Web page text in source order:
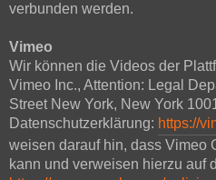
verbunden werden.
Vimeo
Wir können die Videos der
Vimeo Inc., Attention: Legal
Street New York, New York
Datenschutzerklärung: https://
weisen darauf hin, dass Vimeo
kann und verweisen hierzu auf